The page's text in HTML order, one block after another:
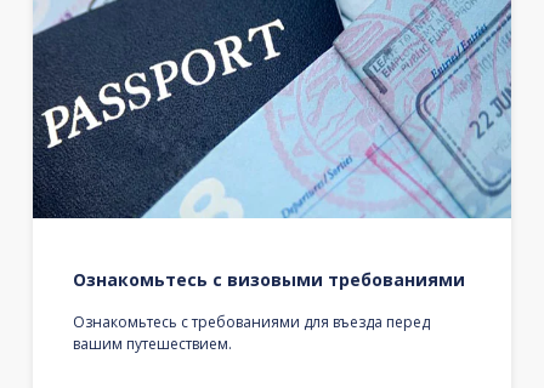
Ознакомьтесь с визовыми требованиями
Ознакомьтесь с требованиями для въезда перед
вашим путешествием.